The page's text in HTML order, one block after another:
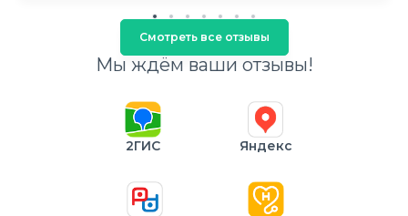
Смотреть все отзывы
Мы ждём ваши отзывы!
2ГИС Яндекс